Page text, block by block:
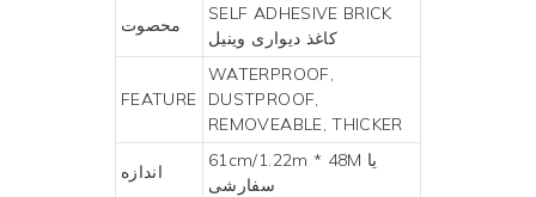
محصوت
SELF ADHESIVE BRICK
کاغذ دیواری وینیل
FEATURE
WATERPROOF,
DUSTPROOF,
REMOVEABLE, THICKER
اندازه
61cm/1.22m * 48M یا
سفارشی